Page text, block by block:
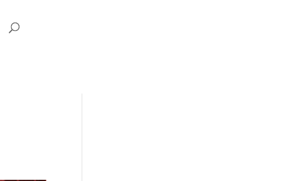
/home/nabolocoms/www/wp-content/themes/Divi-